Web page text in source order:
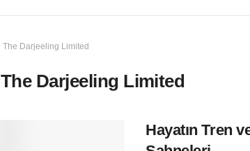
The Darjeeling Limited
The Darjeeling Limited
Hayatın Tren